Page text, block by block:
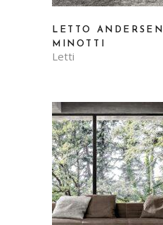
LETTO ANDERSEN
MINOTTI
Letti